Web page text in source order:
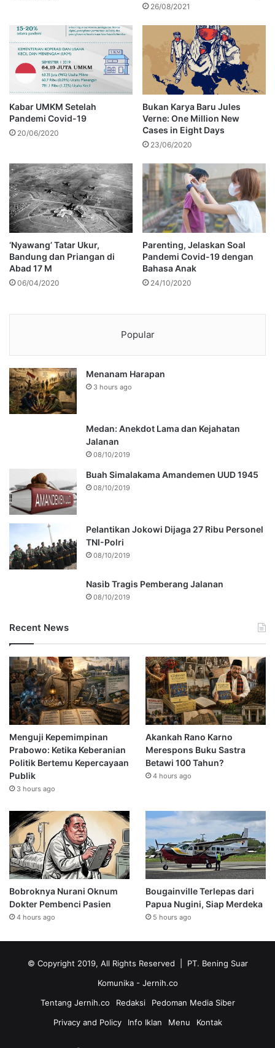
26/08/2021
Kabar UMKM Setelah
Pandemi Covid-19
20/06/2020
Bukan Karya Baru Jules
Verne: One Million New
Cases in Eight Days
23/06/2020
‘Nyawang’ Tatar Ukur,
Bandung dan Priangan di
Abad 17 M
06/04/2020
Parenting, Jelaskan Soal
Pandemi Covid-19 dengan
Bahasa Anak
24/10/2020
Popular
Menanam Harapan
3 hours ago
Medan: Anekdot Lama dan Kejahatan
Jalanan
08/10/2019
Buah Simalakama Amandemen UUD 1945
08/10/2019
Pelantikan Jokowi Dijaga 27 Ribu Personel
TNI-Polri
08/10/2019
Nasib Tragis Pemberang Jalanan
08/10/2019
Recent News
Menguji Kepemimpinan
Prabowo: Ketika Keberanian
Politik Bertemu Kepercayaan
Publik
3 hours ago
Akankah Rano Karno
Merespons Buku Sastra
Betawi 100 Tahun?
4 hours ago
Bobroknya Nurani Oknum
Dokter Pembenci Pasien
4 hours ago
Bougainville Terlepas dari
Papua Nugini, Siap Merdeka
5 hours ago
© Copyright 2019, All Rights Reserved | PT. Bening Suar
Komunika - Jernih.co
Tentang Jernih.co
Redaksi
Pedoman Media Siber
Privacy and Policy
Info Iklan Menu Kontak